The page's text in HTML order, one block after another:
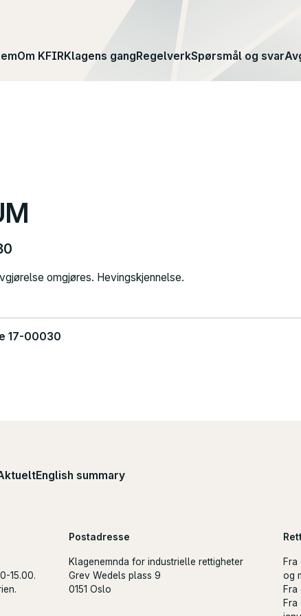
Om KFIRKlagens gangRegelverkSpørsmål og svar
omgjøres. Hevingskjennelse.
17-00030
English summary
15.00.
Postadresse
Klagenemnda for industrielle rettigheter
Grev Wedels plass 9
0151 Oslo
og
Fra
Fra